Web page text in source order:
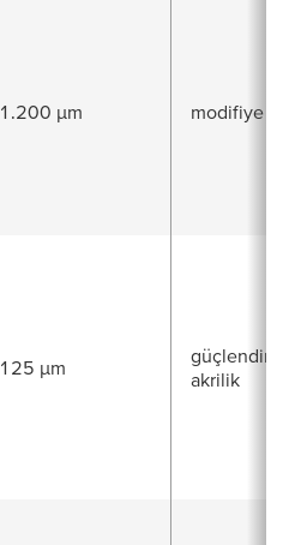
1.200 µm modifiye
125 µm
akrilik